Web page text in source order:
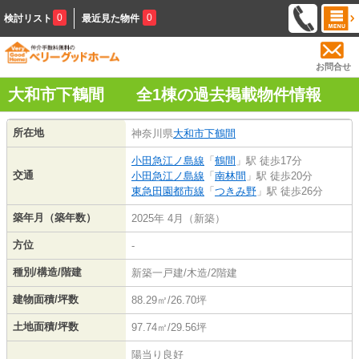
検討リスト 0 最近見た物件 0
お問合せ
大和市下鶴間 全1棟の過去掲載物件情報
所在地 神奈川県大和市下鶴間
交通
小田急江ノ島線 「 鶴間 」駅 徒歩17分
小田急江ノ島線 「 南林間 」駅 徒歩20分
東急田園都市線 「 つきみ野 」駅 徒歩26分
築年月（築年数） 2025年 4月（新築）
方位 -
種別/構造/階建 新築一戸建/木造/2階建
建物面積/坪数 88.29㎡/26.70坪
土地面積/坪数 97.74㎡/29.56坪
陽当り良好